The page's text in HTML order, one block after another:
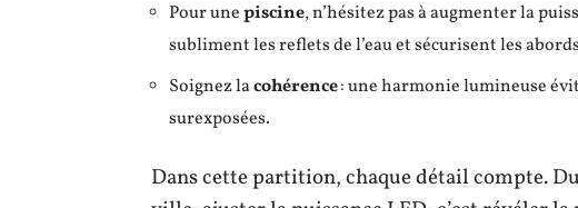
Pour unepiscine, n’hésitez pas à augmenter la
subliment les reflets de l’eau et sécurisent les
Soignez lacohérence: une harmonie lumineuse
surexposées.
Dans cette partition, chaque détail compte.